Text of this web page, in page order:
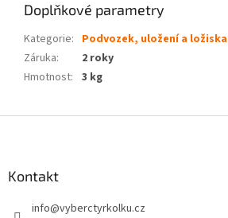
Doplňkové parametry
Kategorie: Podvozek, uložení a ložiska
Záruka:
2 roky
Hmotnost: 3 kg
Kontakt
info@vyberctyrkolku.cz